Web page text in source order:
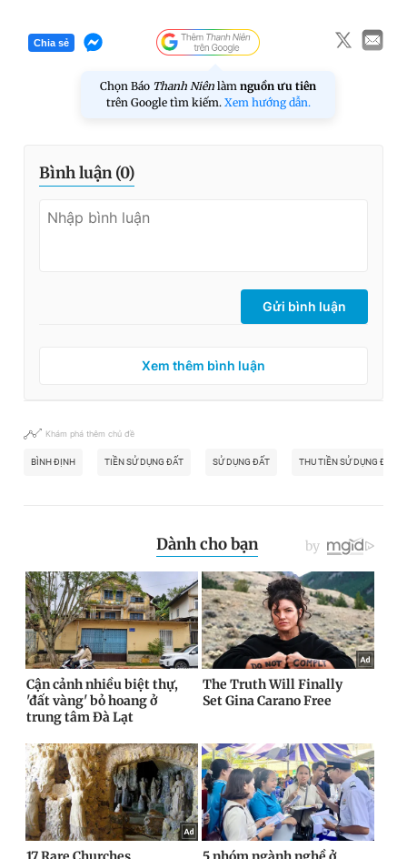
Chia sẻ
Chọn Báo Thanh Niên làm nguồn ưu tiên
trên Google tìm kiếm. Xem hướng dẫn.
Bình luận (0)
Gửi bình luận
Xem thêm bình luận
Khám phá thêm chủ đề
BÌNH ĐỊNH TIỀN SỬ DỤNG ĐẤT SỬ DỤNG ĐẤT THU TIỀN SỬ DỤNG ĐẤT